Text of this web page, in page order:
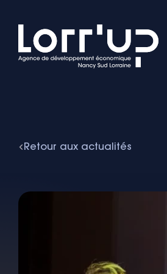
Retour aux actualités